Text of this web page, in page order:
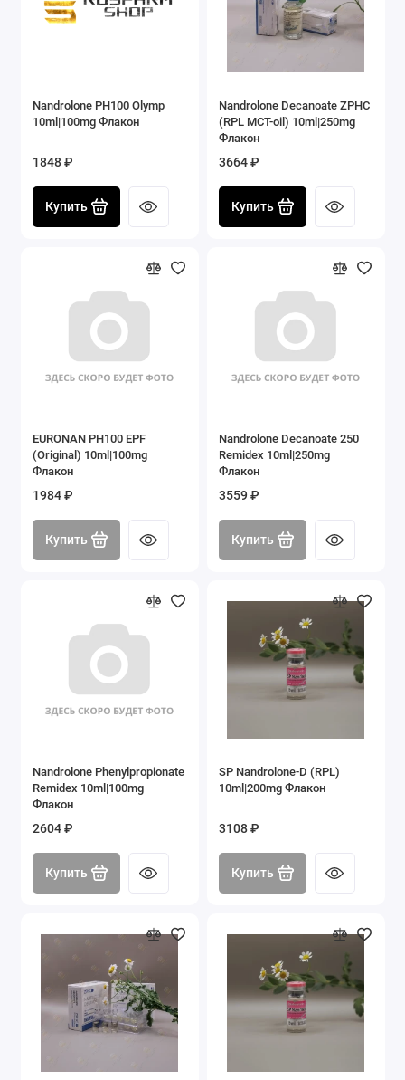
Nandrolone PH100 Olymp
10ml|100mg Флакон
1848 ₽
Купить
Nandrolone Decanoate ZPHC
(RPL МСТ-oil) 10ml|250mg
Флакон
3664 ₽
Купить
EURONAN PH100 EPF
(Original) 10ml|100mg
Флакон
1984 ₽
Купить
Nandrolone Decanoate 250
Remidex 10ml|250mg
Флакон
3559 ₽
Купить
Nandrolone Phenylpropionate
Remidex 10ml|100mg
Флакон
2604 ₽
Купить
SP Nandrolone-D (RPL)
10ml|200mg Флакон
3108 ₽
Купить